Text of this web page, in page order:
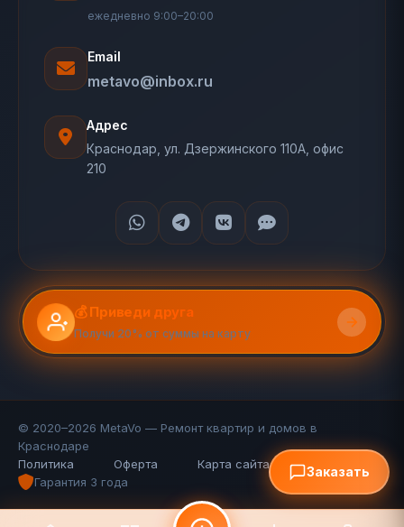
ежедневно 9:00–20:00
Email
metavo@inbox.ru
Адрес
Краснодар, ул. Дзержинского 110А, офис
210
💰 Приведи друга
Получи 20% от суммы на карту
© 2020–2026 MetaVo — Ремонт квартир и домов в
Краснодаре
Политика
Оферта Карта сайта (110 стр.)
FAQ
Гарантия 3 года
Заказать